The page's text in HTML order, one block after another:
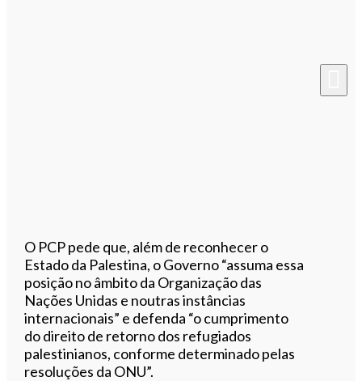
O PCP pede que, além de reconhecer o
Estado da Palestina, o Governo “assuma essa
posição no âmbito da Organização das
Nações Unidas e noutras instâncias
internacionais” e defenda “o cumprimento
do direito de retorno dos refugiados
palestinianos, conforme determinado pelas
resoluções da ONU”.